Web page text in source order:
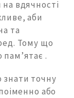
вдячності
аби
та
Тому що
.
точну
або